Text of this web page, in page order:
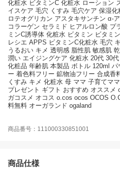
化粧水 ビタミンC 化粧水 ローション
イスケア 毛穴 くすみ 毛穴ケア 保湿
ロテオグリカン アスタキサンチン α-
コラーゲン セラミド ヒアルロン酸 プ
ミンC誘導体 化粧水 ビタミン ビタミ
レシエ APPS ビタミンC化粧水 毛穴
うるおい キメ 透明感 脂性肌 敏感肌
潤い エイジングケア 化粧水 20代 30
化粧品 年齢肌 本製品 ボトル 120ml
ー 着色料フリー 鉱物油フリー 合成香
くすみ キメ 化粧水 母 ママ 子育てマ
プレゼント ギフト おすすめ オススメ
ガコスメ オコス o.cos ocos OCOS
料無料 オーガランド ogaland
商品番号：111000330851001
商品仕様